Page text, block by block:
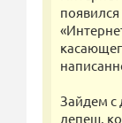
Зайдем с
депеш,